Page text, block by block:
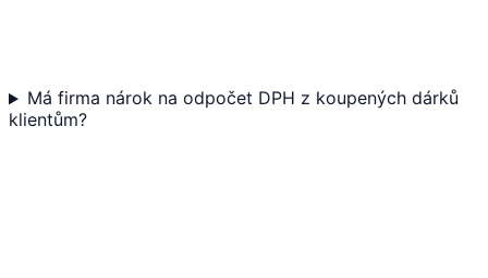
Má firma nárok na odpočet DPH z koupených dárků
klientům?